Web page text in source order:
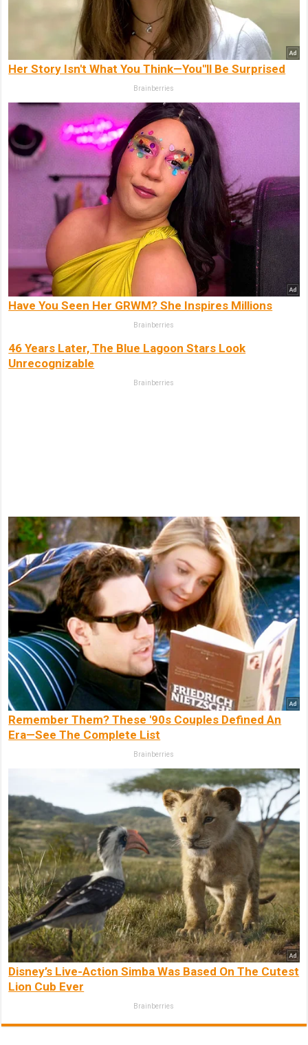
Her Story Isn't What You Think—You''ll Be Surprised
Brainberries
Have You Seen Her GRWM? She Inspires Millions
Brainberries
46 Years Later, The Blue Lagoon Stars Look
Unrecognizable
Brainberries
Remember Them? These '90s Couples Defined An
Era—See The Complete List
Brainberries
Disney’s Live-Action Simba Was Based On The Cutest
Lion Cub Ever
Brainberries